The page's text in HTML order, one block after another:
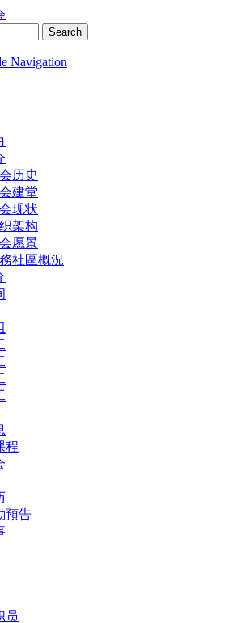
Navigation
历史
建堂
现状
架构
愿景
社區概況
程
預告
员